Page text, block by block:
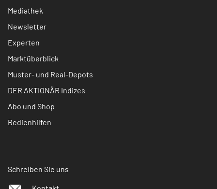
Mediathek
Newsletter
Experten
Marktüberblick
Muster- und Real-Depots
DER AKTIONÄR Indizes
Abo und Shop
Bedienhilfen
Schreiben Sie uns